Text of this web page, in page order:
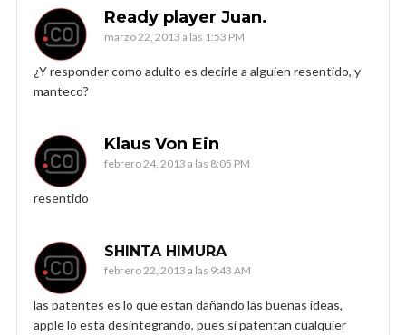
Ready player Juan.
marzo 22, 2013 a las 1:53 PM
¿Y responder como adulto es decirle a alguien resentido, y
manteco?
Klaus Von Ein
febrero 24, 2013 a las 8:05 PM
resentido
SHINTA HIMURA
febrero 22, 2013 a las 9:43 AM
las patentes es lo que estan dañando las buenas ideas,
apple lo esta desintegrando, pues si patentan cualquier